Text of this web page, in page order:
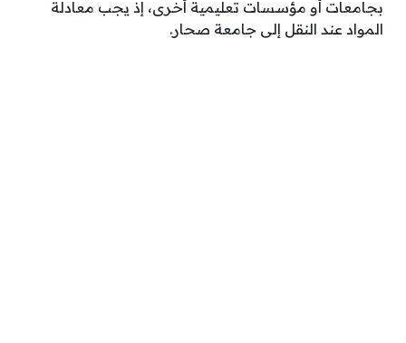
بجامعات أو مؤسسات تعليمية أخرى، إذ يجب معادلة
المواد عند النقل إلى جامعة صحار.